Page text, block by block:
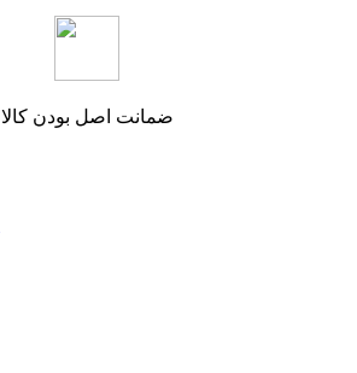
ضمانت اصل بودن کالا